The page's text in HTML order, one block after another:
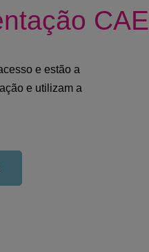
CAE
e estão a
e utilizam a